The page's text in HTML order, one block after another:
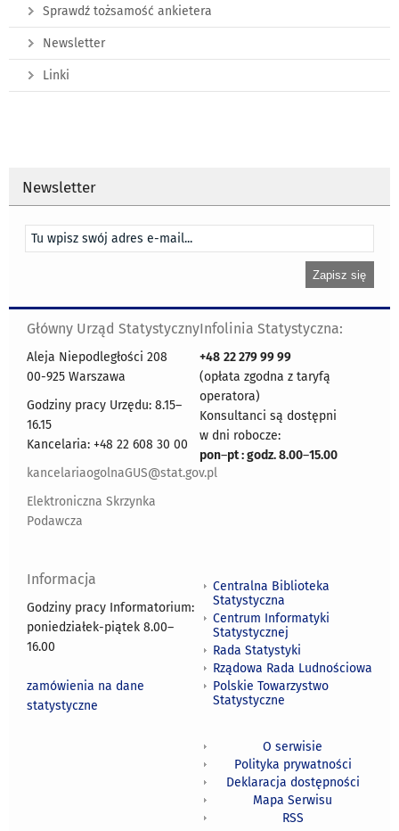
Sprawdź tożsamość ankietera
Newsletter
Linki
Newsletter
Główny Urząd Statystyczny
Aleja Niepodległości 208
00-925 Warszawa
Godziny pracy Urzędu: 8.15–
16.15
Kancelaria: +48 22 608 30 00
kancelariaogolnaGUS@stat.gov.pl
Elektroniczna Skrzynka
Podawcza
Infolinia Statystyczna:
+48 22 279 99 99
(opłata zgodna z taryfą
operatora)
Konsultanci są dostępni
w dni robocze:
pon–pt : godz. 8.00–15.00
Informacja
Godziny pracy Informatorium:
poniedziałek-piątek 8.00–
16.00
zamówienia na dane
statystyczne
Centralna Biblioteka
Statystyczna
Centrum Informatyki
Statystycznej
Rada Statystyki
Rządowa Rada Ludnościowa
Polskie Towarzystwo
Statystyczne
O serwisie
Polityka prywatności
Deklaracja dostępności
Mapa Serwisu
RSS